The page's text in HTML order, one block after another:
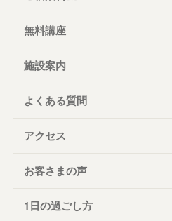
無料講座
施設案内
よくある質問
アクセス
お客さまの声
1日の過ごし方